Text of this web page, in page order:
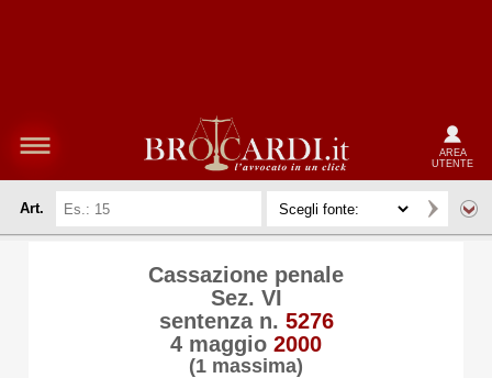
AREA
UTENTE
Art.
Cassazione penale
Sez. VI
sentenza n. 5276
4 maggio 2000
(1 massima)